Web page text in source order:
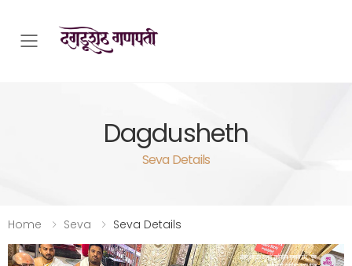
Toggle mobile menu
Dagdusheth
Seva Details
Home Seva Seva Details